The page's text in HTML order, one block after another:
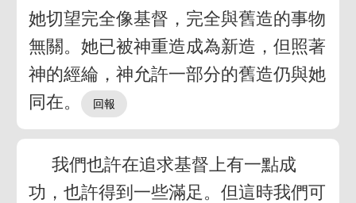
她切望完全像基督，完全與舊造的事物
無關。她已被神重造成為新造，但照著
神的經綸，神允許一部分的舊造仍與她
同在。
我們也許在追求基督上有一點成
功，也許得到一些滿足。但這時我們可